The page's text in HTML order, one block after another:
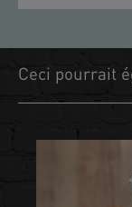
Ceci pourrait